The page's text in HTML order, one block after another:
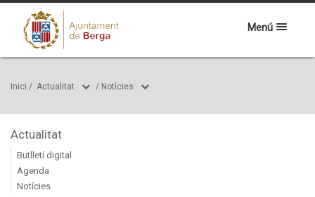
Menú
Inici / Actualitat / Notícies
Actualitat
Butlletí digital
Agenda
Notícies